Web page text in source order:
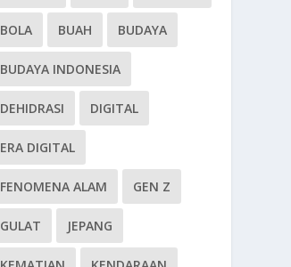
BOLA BUAH BUDAYA
BUDAYA INDONESIA
DEHIDRASI DIGITAL
ERA DIGITAL
FENOMENA ALAM GEN Z
GULAT JEPANG